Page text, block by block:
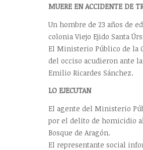
MUERE EN ACCIDENTE DE
Un hombre de 23 años de
colonia Viejo Ejido Santa
El Ministerio Público de la
del occiso acudieron ante
Emilio Ricardes Sánchez.
LO EJECUTAN
El agente del Ministerio
por el delito de homicidio
Bosque de Aragón.
El representante social